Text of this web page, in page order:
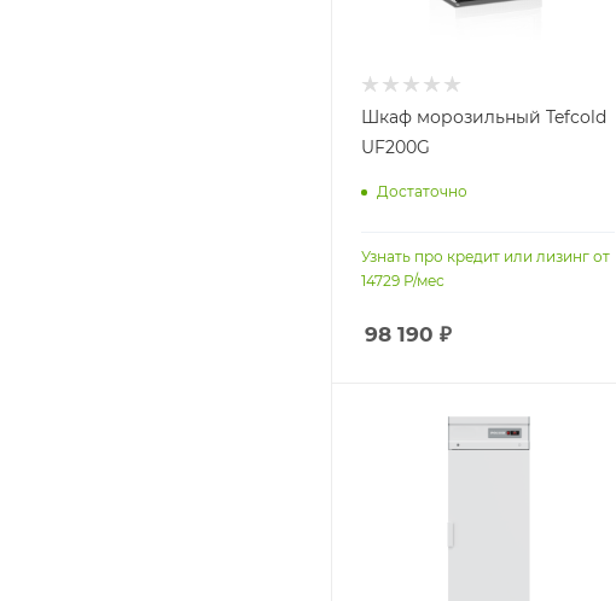
Шкаф морозильный Tefcold
UF200G
Достаточно
Узнать про кредит или лизинг от
14729 Р/мес
98 190 ₽